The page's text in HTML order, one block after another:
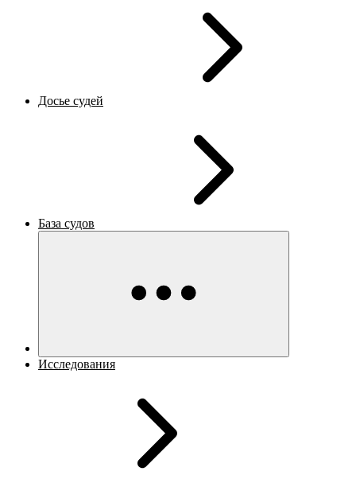
Досье судей
База судов
Исследования